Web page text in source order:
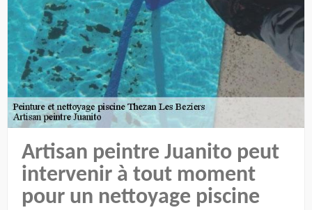
Artisan peintre Juanito peut
intervenir à tout moment
pour un nettoyage piscine